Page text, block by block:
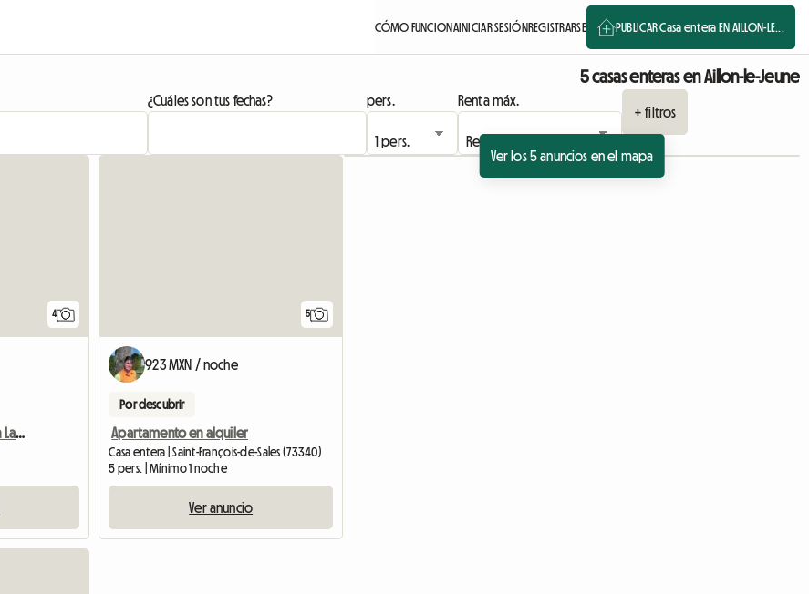
CÓMO FUNCIONAINICIAR SESIÓNREGISTRARSE PUBLICAR Casa entera EN AILLON-LE...
5 casas enteras en Aillon-le-Jeune
¿Cuáles son tus fechas? pers.
Renta máx.
+ filtros
Ver los 5 anuncios en el mapa
4
Se Alquila Apartamento En La Montaña - 4 Personas
5
923 MXN / noche
Por descubrir
Apartamento en alquiler
Casa entera | Saint-François-de-Sales (73340)
5 pers. | Mínimo 1 noche
Ver anuncio